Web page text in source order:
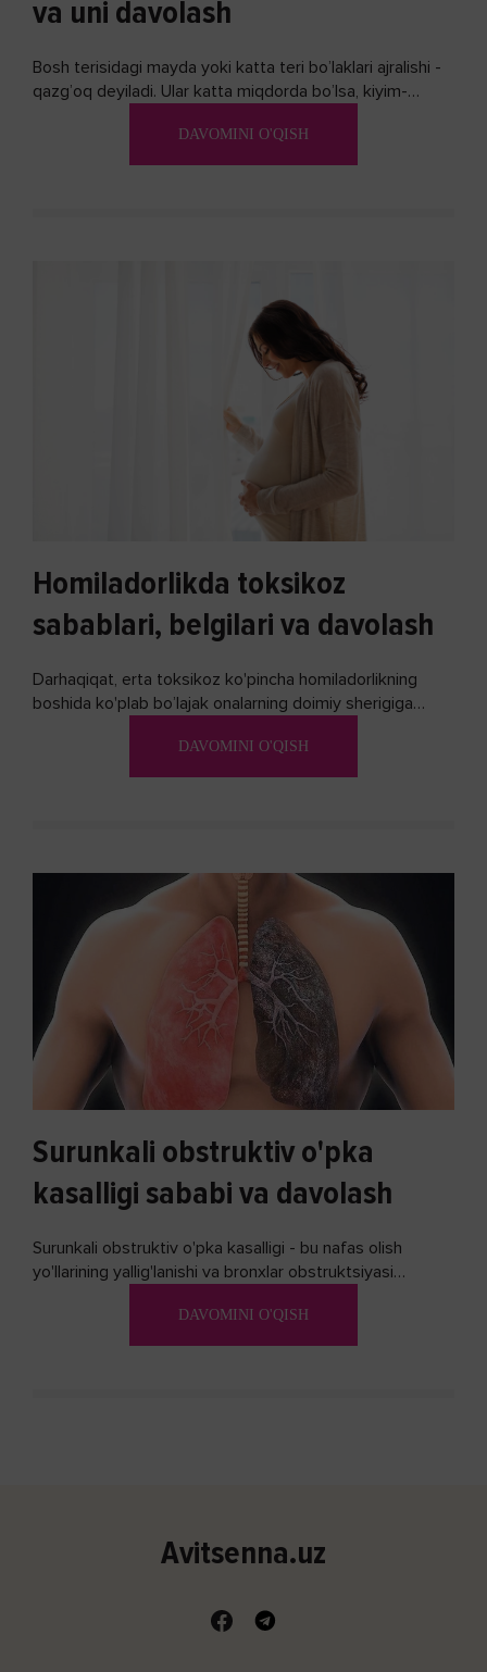
va uni davolash
Bosh terisidagi mayda yoki katta teri bo’laklari ajralishi -
qazg’oq deyiladi. Ular katta miqdorda bo’lsa, kiyim-
DAVOMINI O'QISH
Homiladorlikda toksikoz
sabablari, belgilari va davolash
Darhaqiqat, erta toksikoz ko'pincha homiladorlikning
boshida ko'plab bo’lajak onalarning doimiy sherigiga
biron bir usuli bormi?DAVOMINI O'QISH
Surunkali obstruktiv o'pka
kasalligi sababi va davolash
Surunkali obstruktiv o'pka kasalligi - bu nafas olish
yo'llarining yallig'lanishi va bronxlar obstruktsiyasi
DAVOMINI O'QISH
Avitsenna.uz